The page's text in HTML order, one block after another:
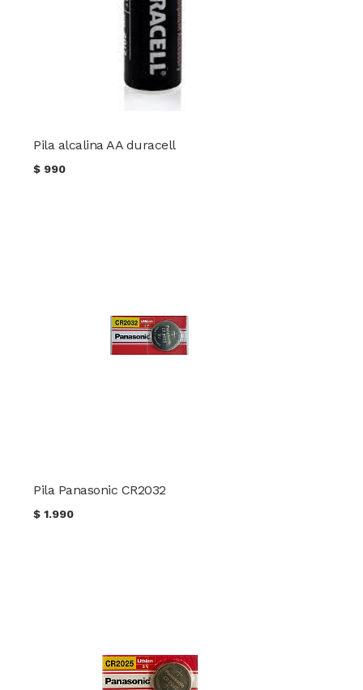
Pila alcalina AA duracell
$ 990
Pila Panasonic CR2032
$1.990